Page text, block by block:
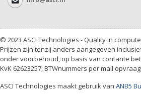
© 2023 ASCI Technologies - Quality in
Prijzen zijn tenzij anders aangegeven
onder voorbehoud, op basis van contante
KvK 62623257, BTWnummers per mail
ASCI Technologies maakt gebruik van ANB5